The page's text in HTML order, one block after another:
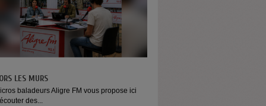
LES MURS
baladeurs Aligre FM vous propose ici
des...